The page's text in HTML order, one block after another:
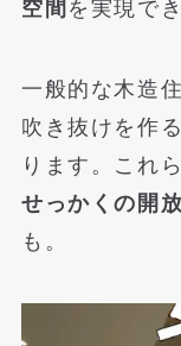
空間 を実現で
一般的な木造
吹き抜けを作
ります。これ
せっかくの開
も。